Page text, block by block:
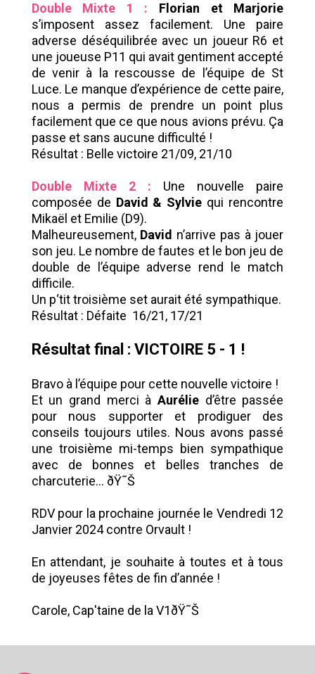
Double Mixte 1 :
Florian et Marjorie
s’imposent assez facilement. Une paire
adverse déséquilibrée avec un joueur R6 et
une joueuse P11 qui avait gentiment accepté
de venir à la rescousse de l’équipe de St
Luce. Le manque d’expérience de cette paire,
nous a permis de prendre un point plus
facilement que ce que nous avions prévu. Ça
passe et sans aucune difficulté !
Résultat : Belle victoire 21/09, 21/10
Double Mixte 2 : Une nouvelle paire
composée de David & Sylvie qui rencontre
Mikaël et Emilie (D9).
Malheureusement, David n’arrive pas à jouer
son jeu. Le nombre de fautes et le bon jeu de
double de l’équipe adverse rend le match
difficile.
Un p‘tit troisième set aurait été sympathique.
Résultat : Défaite 16/21, 17/21
Résultat final : VICTOIRE 5 - 1 !
Bravo à l’équipe pour cette nouvelle victoire !
Et un grand merci àAurélie d’être passée
pour nous supporter et prodiguer des
conseils toujours utiles. Nous avons passé
une troisième mi-temps bien sympathique
avec de bonnes et belles tranches de
charcuterie… ðŸ˜Š
RDV pour la prochaine journée le Vendredi 12
Janvier 2024 contre Orvault !
En attendant, je souhaite à toutes et à tous
de joyeuses fêtes de fin d’année !
Carole, Cap'taine de la V1ðŸ˜Š